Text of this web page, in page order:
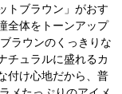
トブラウン」がおす
全体をトーンアップ
ラウンのくっきりな
チュラルに盛れるカ
付け心地だから、普